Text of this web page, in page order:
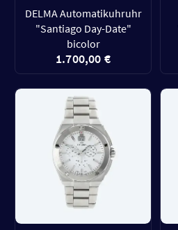
DELMA Automatikuhruhr
"Santiago Day-Date"
bicolor
1.700,00 €